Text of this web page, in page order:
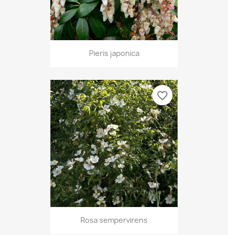
Pieris japonica
Rosa sempervirens
favorite_border